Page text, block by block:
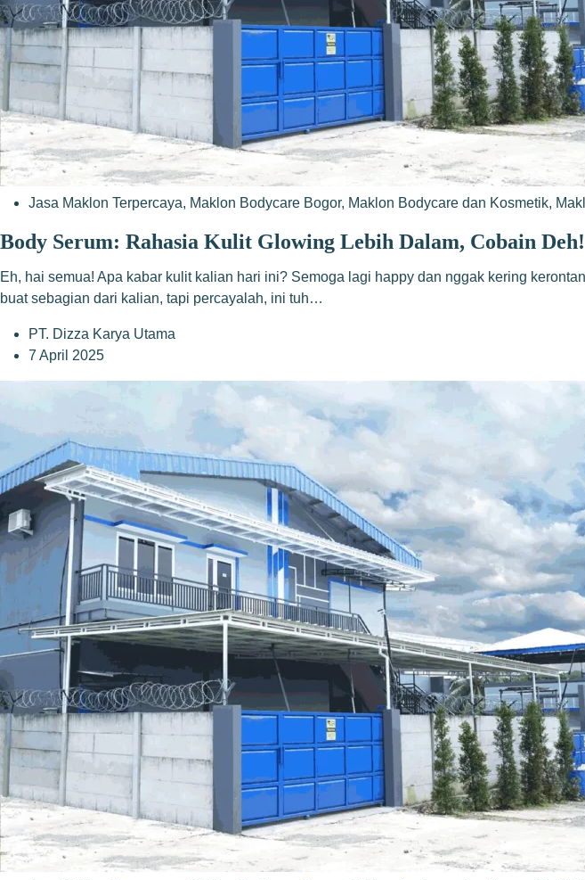
Jasa Maklon Terpercaya, Maklon Bodycare Bogor, Maklon Bodycare dan Kosmetik,
Body Serum: Rahasia Kulit Glowing Lebih Dalam, Cobain Deh!
Eh, hai semua! Apa kabar kulit kalian hari ini? Semoga lagi happy dan nggak kering
buat sebagian dari kalian, tapi percayalah, ini tuh…
PT. Dizza Karya Utama
7 April 2025